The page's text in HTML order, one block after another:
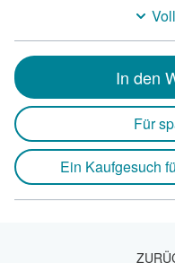
In den
Für
Ein Kaufgesuch